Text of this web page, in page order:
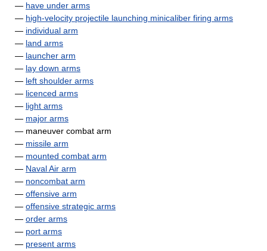
— have under arms
— high-velocity projectile launching minicaliber firing arms
— individual arm
— land arms
— launcher arm
— lay down arms
— left shoulder arms
— licenced arms
— light arms
— major arms
— maneuver combat arm
— missile arm
— mounted combat arm
— Naval Air arm
— noncombat arm
— offensive arm
— offensive strategic arms
— order arms
— port arms
— present arms